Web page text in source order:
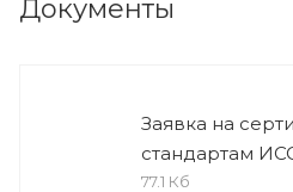
Документы
Заявка на
стандартам
77.1 Кб